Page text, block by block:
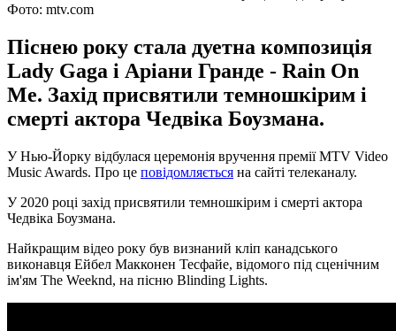
Фото: mtv.com
Піснею року стала дуетна композиція
Lady Gaga і Аріани Гранде - Rain On
Me. Захід присвятили темношкірим і
смерті актора Чедвіка Боузмана.
У Нью-Йорку відбулася церемонія вручення премії MTV Video
Music Awards. Про це повідомляється на сайті телеканалу.
У 2020 році захід присвятили темношкірим і смерті актора
Чедвіка Боузмана.
Найкращим відео року був визнаний кліп канадського
виконавця Ейбел Макконен Тесфайе, відомого під сценічним
ім'ям The Weeknd, на пісню Blinding Lights.